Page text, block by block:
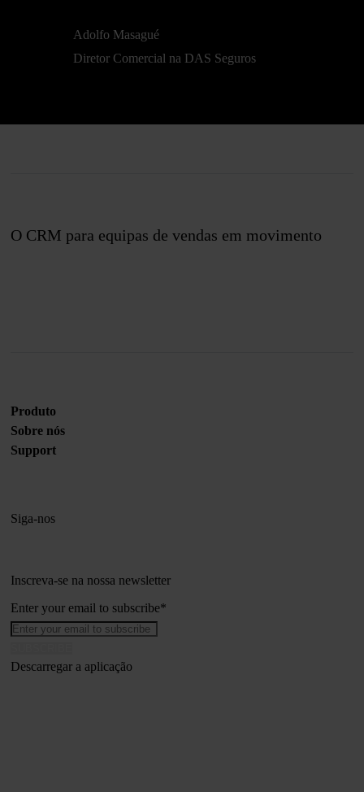
Adolfo Masagué
Diretor Comercial na DAS Seguros
O CRM para equipas de vendas em movimento
Produto
Sobre nós
Support
Siga-nos
Inscreva-se na nossa newsletter
Enter your email to subscribe*
Descarregar a aplicação